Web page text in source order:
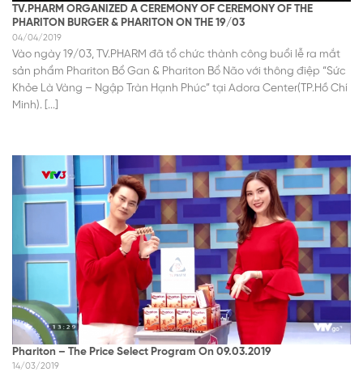
TV.PHARM ORGANIZED A CEREMONY OF CEREMONY OF THE
PHARITON BURGER & PHARITON ON THE 19/03
04/04/2019
Vào ngày 19/03, TV.PHARM đã tổ chức thành công buổi lễ ra mắt
sản phẩm Phariton Bổ Gan & Phariton Bổ Não với thông điệp “Sức
Khỏe Là Vàng – Ngập Tràn Hạnh Phúc” tại Adora Center(TP.Hồ Chí
Minh). [...]
Phariton – The Price Select Program On 09.03.2019
14/03/2019